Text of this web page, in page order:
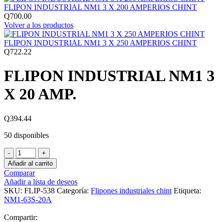
FLIPON INDUSTRIAL NM1 3 X 200 AMPERIOS CHINT
Q700.00
Volver a los productos
FLIPON INDUSTRIAL NM1 3 X 250 AMPERIOS CHINT
Q722.22
FLIPON INDUSTRIAL NM1 3
X 20 AMP.
Q394.44
50 disponibles
FLIPON
INDUSTRIAL
NM1
3
X
20
AMP.
cantidad
Añadir al carrito
Comparar
Añadir a lista de deseos
SKU: FLIP-538 Categoría: Flipones industriales chint Etiqueta:
NM1-63S-20A
Compartir: